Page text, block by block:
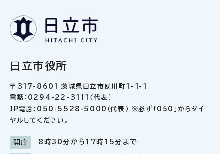
日立市役所
〒317-8601 茨城県日立市助川町1-1-1
電話：0294-22-3111（代表）
IP電話：050-5528-5000（代表） ※必ず「050」からダイ
ヤルしてください。
開庁 8時30分から17時15分まで